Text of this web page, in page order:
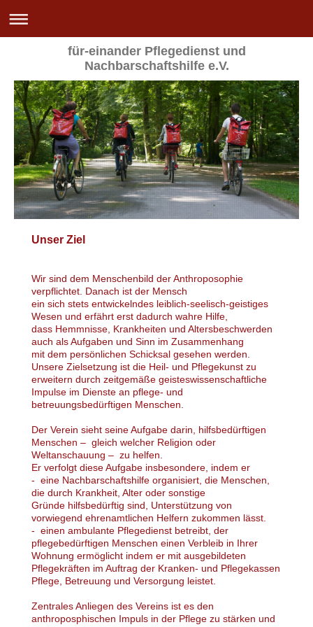
für-einander Pflegedienst und
Nachbarschaftshilfe e.V.
Unser Ziel
Wir sind dem Menschenbild der Anthroposophie
verpflichtet. Danach ist der Mensch
ein sich stets entwickelndes leiblich-seelisch-geistiges
Wesen und erfährt erst dadurch wahre Hilfe,
dass Hemmnisse, Krankheiten und Altersbeschwerden
auch als Aufgaben und Sinn im Zusammenhang
mit dem persönlichen Schicksal gesehen werden.
Unsere Zielsetzung ist die Heil- und Pflegekunst zu
erweitern durch zeitgemäße geisteswissenschaftliche
Impulse im Dienste an pflege- und
betreuungsbedürftigen Menschen.
Der Verein sieht seine Aufgabe darin, hilfsbedürftigen
Menschen – gleich welcher Religion oder
Weltanschauung – zu helfen.
Er verfolgt diese Aufgabe insbesondere, indem er
- eine Nachbarschaftshilfe organisiert, die Menschen,
die durch Krankheit, Alter oder sonstige
Gründe hilfsbedürftig sind, Unterstützung von
vorwiegend ehrenamtlichen Helfern zukommen lässt.
- einen ambulante Pflegedienst betreibt, der
pflegebedürftigen Menschen einen Verbleib in Ihrer
Wohnung ermöglicht indem er mit ausgebildeten
Pflegekräften im Auftrag der Kranken- und Pflegekassen
Pflege, Betreuung und Versorgung leistet.
Zentrales Anliegen des Vereins ist es den
anthroposphischen Impuls in der Pflege zu stärken und